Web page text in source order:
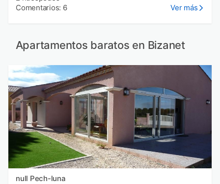
Comentarios: 6
Ver más
Apartamentos baratos en Bizanet
null Pech-luna